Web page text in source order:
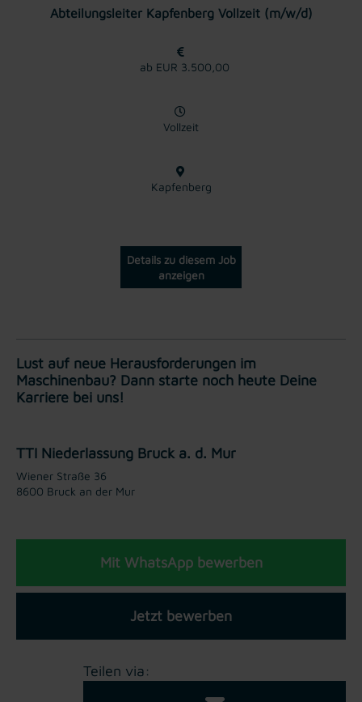
Abteilungsleiter Kapfenberg Vollzeit (m/w/d)
ab EUR 3.500,00
Vollzeit
Kapfenberg
Details zu diesem Job
anzeigen
Lust auf neue Herausforderungen im
Maschinenbau? Dann starte noch heute Deine
Karriere bei uns!
TTI Niederlassung Bruck a. d. Mur
Wiener Straße 36
8600 Bruck an der Mur
Mit WhatsApp bewerben
Jetzt bewerben
Teilen via: